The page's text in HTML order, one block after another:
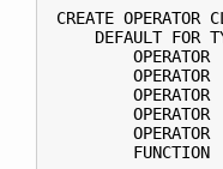
CREATE
DEFAULT FOR
OPERATOR
OPERATOR
OPERATOR
OPERATOR
OPERATOR
FUNCTION